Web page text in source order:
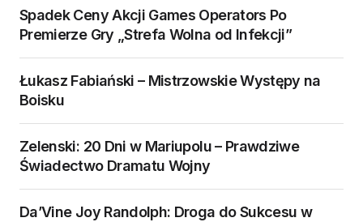
Spadek Ceny Akcji Games Operators Po
Premierze Gry „Strefa Wolna od Infekcji”
Łukasz Fabiański – Mistrzowskie Występy na
Boisku
Zelenski: 20 Dni w Mariupolu – Prawdziwe
Świadectwo Dramatu Wojny
Da’Vine Joy Randolph: Droga do Sukcesu w